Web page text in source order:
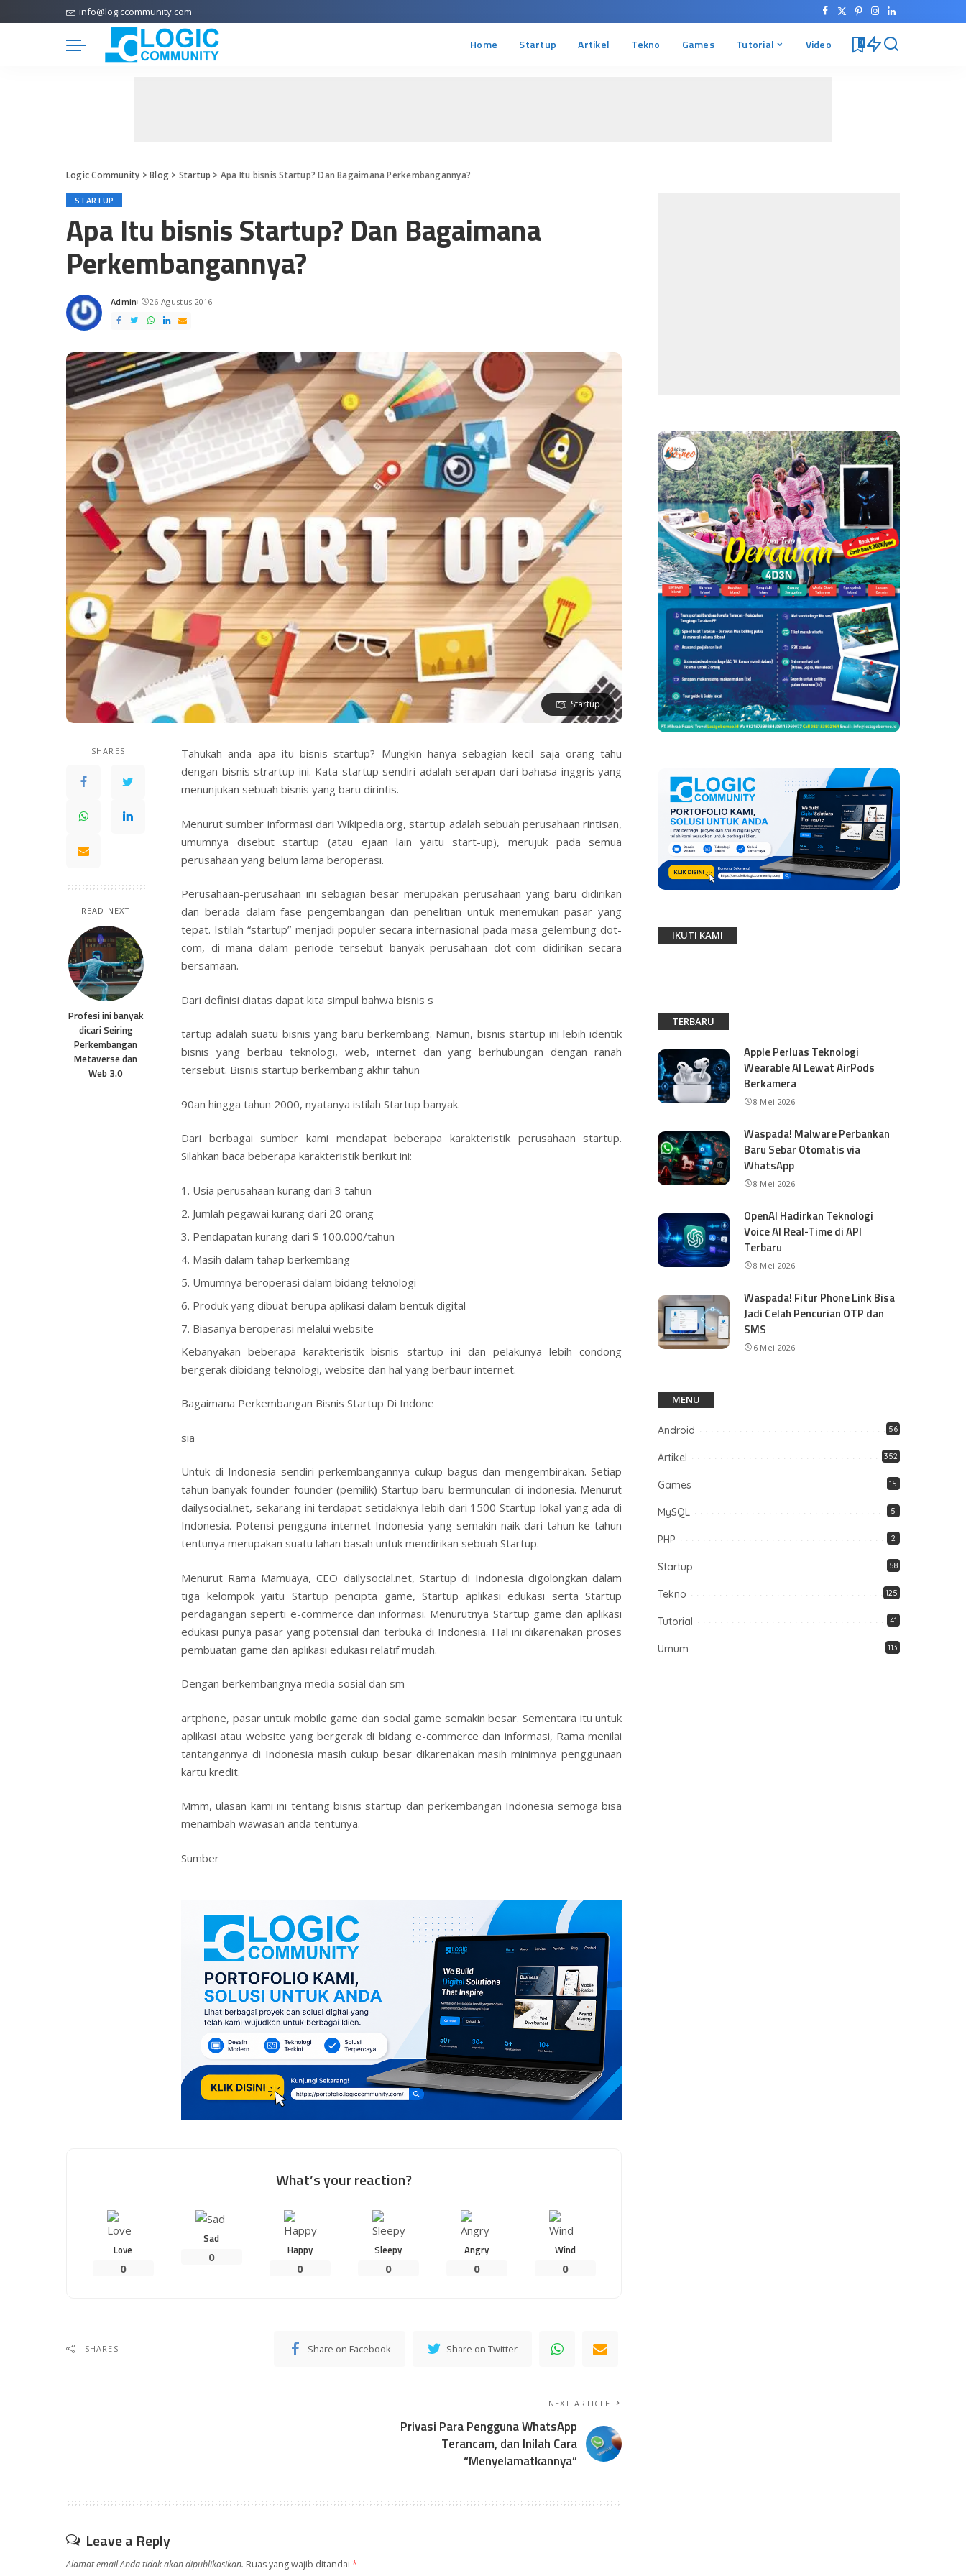
info@logiccommunity.com
Home Startup Artikel Tekno Games Tutorial Video 0
Logic Community >Blog> Startup > Apa Itu bisnis Startup? Dan Bagaimana Perkembangannya?
STARTUP
Apa Itu bisnis Startup? Dan Bagaimana
Perkembangannya?
Posted
by
Admin 26 Agustus 2016
Startup
SHARES
READ NEXT
Profesi ini banyak
dicari Seiring
Perkembangan
Metaverse dan
Web 3.0
Tahukah anda apa itu bisnis startup? Mungkin hanya sebagian kecil saja orang tahu
dengan bisnis strartup ini. Kata startup sendiri adalah serapan dari bahasa inggris yang
menunjukan sebuah bisnis yang baru dirintis.
Menurut sumber informasi dari Wikipedia.org, startup adalah sebuah perusahaan rintisan,
umumnya disebut startup (atau ejaan lain yaitu start-up), merujuk pada semua
perusahaan yang belum lama beroperasi.
Perusahaan-perusahaan ini sebagian besar merupakan perusahaan yang baru didirikan
dan berada dalam fase pengembangan dan penelitian untuk menemukan pasar yang
tepat. Istilah “startup” menjadi populer secara internasional pada masa gelembung dot-
com, di mana dalam periode tersebut banyak perusahaan dot-com didirikan secara
bersamaan.
Dari definisi diatas dapat kita simpul bahwa bisnis s
tartup adalah suatu bisnis yang baru berkembang. Namun, bisnis startup ini lebih identik
bisnis yang berbau teknologi, web, internet dan yang berhubungan dengan ranah
tersebut. Bisnis startup berkembang akhir tahun
90an hingga tahun 2000, nyatanya istilah Startup banyak.
Dari berbagai sumber kami mendapat beberapa karakteristik perusahaan startup.
Silahkan baca beberapa karakteristik berikut ini:
Usia perusahaan kurang dari 3 tahun
Jumlah pegawai kurang dari 20 orang
Pendapatan kurang dari $ 100.000/tahun
Masih dalam tahap berkembang
Umumnya beroperasi dalam bidang teknologi
Produk yang dibuat berupa aplikasi dalam bentuk digital
Biasanya beroperasi melalui website
Kebanyakan beberapa karakteristik bisnis startup ini dan pelakunya lebih condong
bergerak dibidang teknologi, website dan hal yang berbaur internet.
Bagaimana Perkembangan Bisnis Startup Di Indone
sia
Untuk di Indonesia sendiri perkembangannya cukup bagus dan mengembirakan. Setiap
tahun banyak founder-founder (pemilik) Startup baru bermunculan di indonesia. Menurut
dailysocial.net, sekarang ini terdapat setidaknya lebih dari 1500 Startup lokal yang ada di
Indonesia. Potensi pengguna internet Indonesia yang semakin naik dari tahun ke tahun
tentunya merupakan suatu lahan basah untuk mendirikan sebuah Startup.
Menurut Rama Mamuaya, CEO dailysocial.net, Startup di Indonesia digolongkan dalam
tiga kelompok yaitu Startup pencipta game, Startup aplikasi edukasi serta Startup
perdagangan seperti e-commerce dan informasi. Menurutnya Startup game dan aplikasi
edukasi punya pasar yang potensial dan terbuka di Indonesia. Hal ini dikarenakan proses
pembuatan game dan aplikasi edukasi relatif mudah.
Dengan berkembangnya media sosial dan sm
artphone, pasar untuk mobile game dan social game semakin besar. Sementara itu untuk
aplikasi atau website yang bergerak di bidang e-commerce dan informasi, Rama menilai
tantangannya di Indonesia masih cukup besar dikarenakan masih minimnya penggunaan
kartu kredit.
Mmm, ulasan kami ini tentang bisnis startup dan perkembangan Indonesia semoga bisa
menambah wawasan anda tentunya.
Sumber
What’s your reaction?
Love
0
Sad
0
Happy
0
Sleepy
0
Angry
0
Wind
0
SHARES Share on Facebook Share on Twitter
NEXT ARTICLE
Privasi Para Pengguna WhatsApp
Terancam, dan Inilah Cara
“Menyelamatkannya”
Leave a Reply
Alamat email Anda tidak akan dipublikasikan. Ruas yang wajib ditandai *
IKUTI KAMI
TERBARU
Apple Perluas Teknologi
Wearable AI Lewat AirPods
Berkamera
8 Mei 2026
Waspada! Malware Perbankan
Baru Sebar Otomatis via
WhatsApp
8 Mei 2026
OpenAI Hadirkan Teknologi
Voice AI Real-Time di API
Terbaru
8 Mei 2026
Waspada! Fitur Phone Link Bisa
Jadi Celah Pencurian OTP dan
SMS
6 Mei 2026
MENU
Android 56
Artikel 352
Games 15
MySQL 5
PHP 2
Startup 58
Tekno 125
Tutorial 41
Umum 113